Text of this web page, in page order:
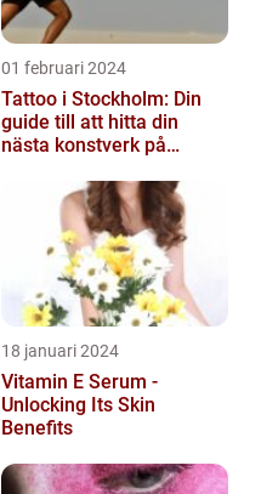
01 februari 2024
Tattoo i Stockholm: Din
guide till att hitta din
nästa konstverk på
18 januari 2024
Vitamin E Serum -
Unlocking Its Skin
Benefits